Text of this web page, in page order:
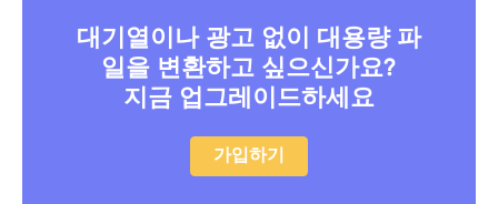
대기열이나 광고 없이 대용량 파
일을 변환하고 싶으신가요?
지금 업그레이드하세요
가입하기